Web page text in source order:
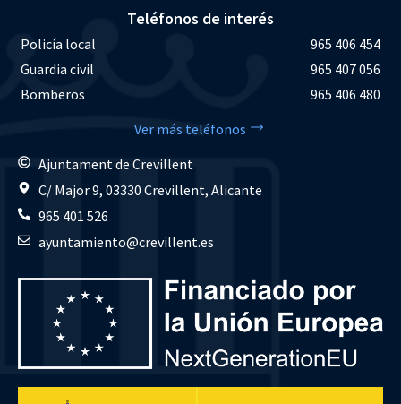
Teléfonos de interés
Policía local
965 406 454
Guardia civil
965 407 056
Bomberos
965 406 480
Ver más teléfonos
Ajuntament de Crevillent
C/ Major 9, 03330 Crevillent, Alicante
965 401 526
ayuntamiento@crevillent.es